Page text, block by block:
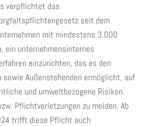
verpflichtet das
seit dem
mit mindestens 3.000
ein unternehmensinternes
einzurichten, das es den
Außenstehenden ermöglicht, auf
und umweltbezogene Risiken
Pflichtverletzungen zu melden. Ab
trifft diese Pflicht auch